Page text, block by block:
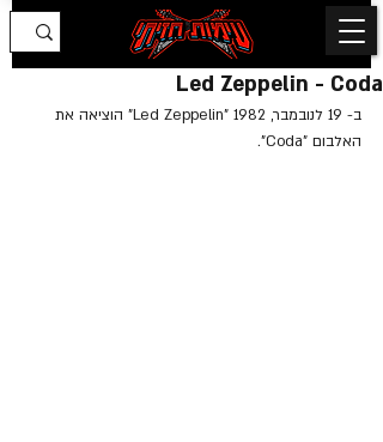
Led Zeppelin - Coda
ב- 19 לנובמבר, 1982 "Led Zeppelin" הוציאה את
האלבום "Coda".